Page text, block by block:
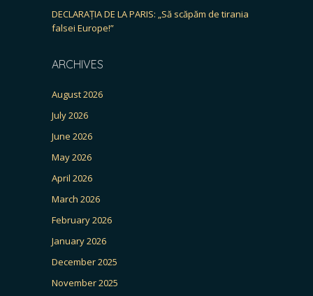
DECLARAȚIA DE LA PARIS: „Să scăpăm de tirania
falsei Europe!”
ARCHIVES
August 2026
July 2026
June 2026
May 2026
April 2026
March 2026
February 2026
January 2026
December 2025
November 2025